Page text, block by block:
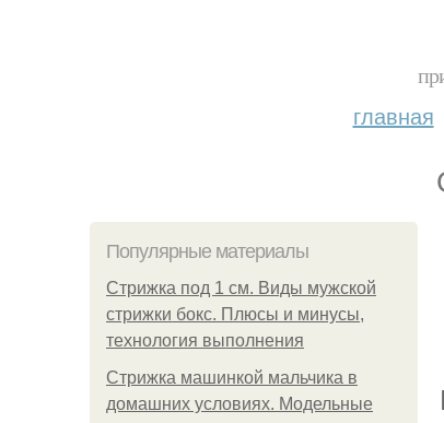
главная
Популярные материалы
Стрижка под 1 см. Виды мужской
стрижки бокс. Плюсы и минусы,
технология выполнения
Стрижка машинкой мальчика в
домашних условиях. Модельные